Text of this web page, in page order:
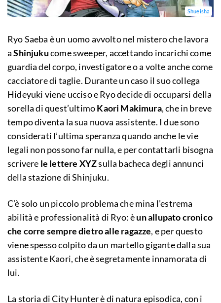
Shueisha
Ryo Saeba è un uomo avvolto nel mistero che lavora
aShinjukucome sweeper, accettando incarichi come
guardia del corpo, investigatore o a volte anche come
cacciatore di taglie. Durante un caso il suo collega
Hideyuki viene ucciso e Ryo decide di occuparsi della
sorella di quest’ultimoKaori Makimura, che in breve
tempo diventa la sua nuova assistente. I due sono
considerati l’ultima speranza quando anche le vie
legali non possono far nulla, e per contattarli bisogna
scrivere le lettere XYZsulla bacheca degli annunci
della stazione di Shinjuku.
C’è solo un piccolo problema che mina l’estrema
abilità e professionalità di Ryo: èun allupato cronico
che corre sempre dietro alle ragazze, e per questo
viene spesso colpito da un martello gigante dalla sua
assistente Kaori, che è segretamente innamorata di
lui.
La storia di City Hunter è di natura episodica, con i